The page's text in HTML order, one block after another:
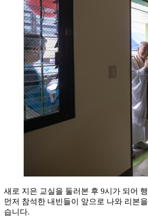
새로 지은 교실을 둘러본 후 9시가 되어
먼저 참석한 내빈들이 앞으로 나와 리본
습니다.